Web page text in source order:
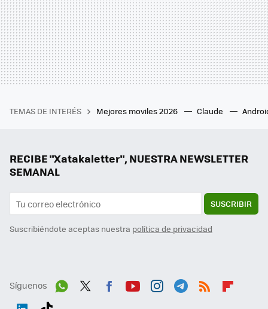
TEMAS DE INTERÉS Mejores moviles 2026 Claude
RECIBE "Xatakaletter", NUESTRA NEWSLETTER
SEMANAL
SUSCRIBIR
Suscribiéndote aceptas nuestra política de privacidad
Síguenos